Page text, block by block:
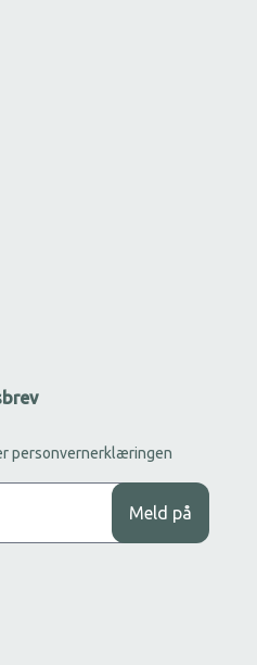
personvernerklæringen
for å motta nyhetsbrev.
Meld på